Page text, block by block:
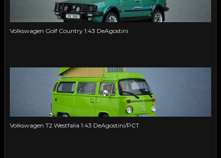
Volkswagen Golf Country 1:43 DeAgostini
Volkswagen T2 Westfalia 1:43 DeAgostini/PCT